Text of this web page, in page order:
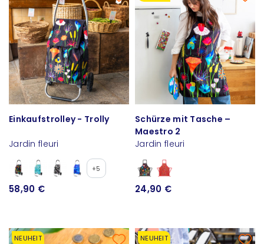
Einkaufstrolley - Trolly
Jardin fleuri
+5
58,90 €
Schürze mit Tasche –
Maestro 2
Jardin fleuri
24,90 €
NEUHEIT NEUHEIT